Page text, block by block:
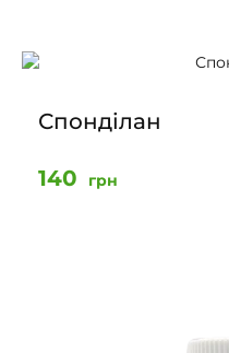
Спонділан
140 грн